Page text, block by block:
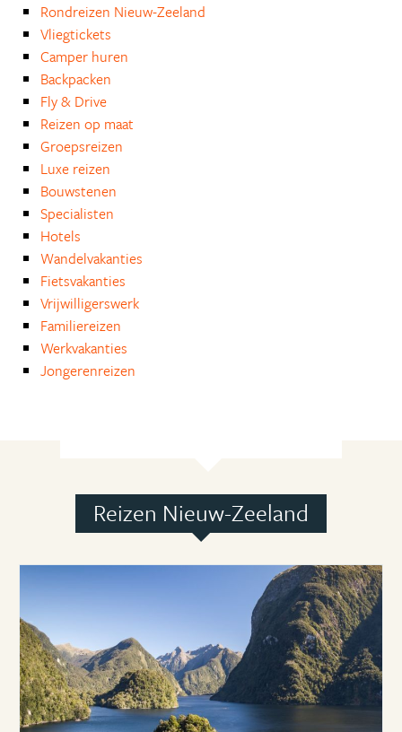
Rondreizen Nieuw-Zeeland
Vliegtickets
Camper huren
Backpacken
Fly & Drive
Reizen op maat
Groepsreizen
Luxe reizen
Bouwstenen
Specialisten
Hotels
Wandelvakanties
Fietsvakanties
Vrijwilligerswerk
Familiereizen
Werkvakanties
Jongerenreizen
Reizen Nieuw-Zeeland